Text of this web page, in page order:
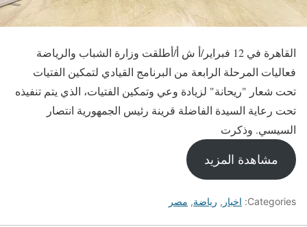
القاهرة في 12 فبراير/أ ش أ/أطلقت وزارة الشباب والرياضة
فعاليات المرحلة الرابعة من البرنامج القيادي لتمكين الفتيات
تحت شعار "ريحانة" لزيادة وعي وتمكين الفتيات، الذي يتم تنفيذه
تحت رعاية السيدة الفاضلة قرينة رئيس الجمهورية انتصار
السيسي. وذكرت
مشاهدة المزيد
Categories: اخبار , رياضة, مصر